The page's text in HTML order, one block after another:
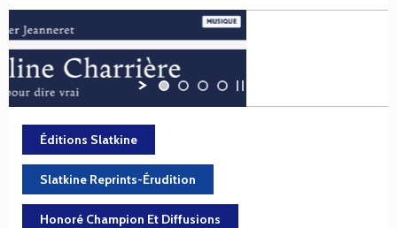
Éditions Slatkine
Slatkine Reprints-Érudition
Honoré Champion Et Diffusions